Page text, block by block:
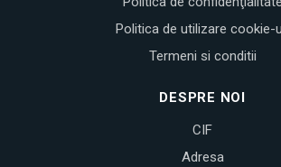
Politica de utilizare cookie-
Termeni si conditii
DESPRE NOI
CIF
Adresa